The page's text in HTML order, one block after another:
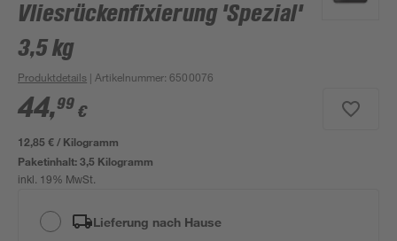
Vliesrückenfixierung 'Spezial'
3,5 kg
Produktdetails | Artikelnummer:6500076
44,99 €
12,85 € / Kilogramm
Paketinhalt:3,5 Kilogramm
inkl. 19% MwSt.
Lieferung nach Hause